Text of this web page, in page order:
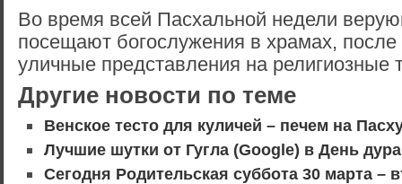
Во время всей Пасхальной недели
посещают богослужения в храмах,
уличные представления на религиозные
Другие новости по теме
Венское тесто для куличей – печем на
Лучшие шутки от Гугла (Google) в День
Сегодня Родительская суббота 30 марта –